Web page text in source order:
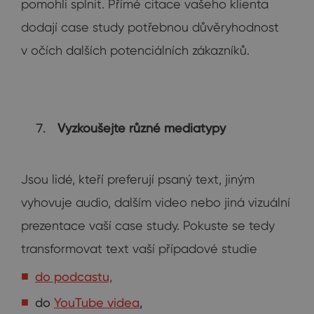
pomohli splnit. Přímé citace vašeho klienta
dodají case study potřebnou důvěryhodnost
v očích dalších potenciálních zákazníků.
Vyzkoušejte různé mediatypy
Jsou lidé, kteří preferují psaný text, jiným
vyhovuje audio, dalším video nebo jiná vizuální
prezentace vaší case study. Pokuste se tedy
transformovat text vaší případové studie
do podcastu,
do YouTube videa,